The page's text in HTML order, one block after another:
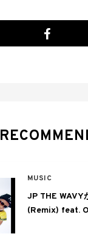
MUSIC
JP THE WAVY
(Remix) feat.
¥ellow Bucks